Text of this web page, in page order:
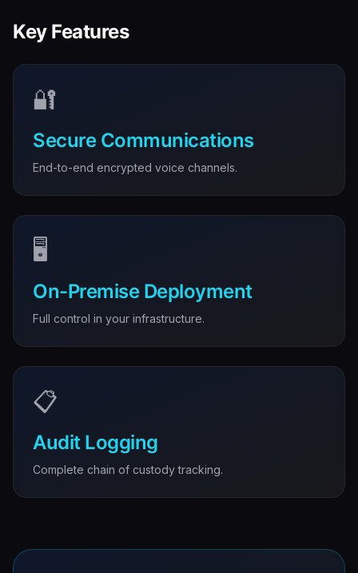
Key Features
🔐
Secure Communications
End-to-end encrypted voice channels.
🖥️
On-Premise Deployment
Full control in your infrastructure.
📋
Audit Logging
Complete chain of custody tracking.